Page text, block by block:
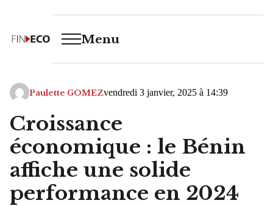
Menu
Paulette GOMEZvendredi 3 janvier, 2025 à 14:39
Croissance
économique : le Bénin
affiche une solide
performance en 2024